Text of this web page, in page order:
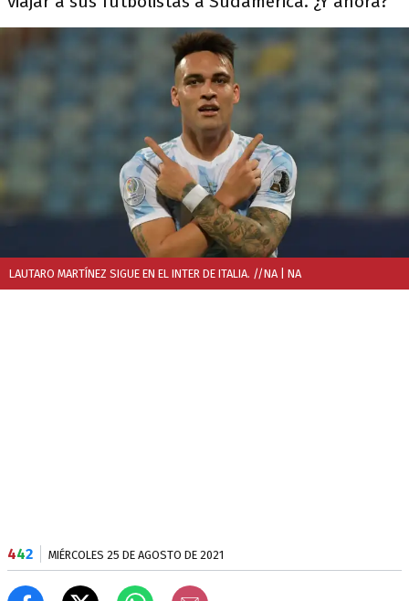
LAUTARO MARTÍNEZ SIGUE EN EL INTER DE ITALIA. //NA | NA
442 MIÉRCOLES 25 DE AGOSTO DE 2021